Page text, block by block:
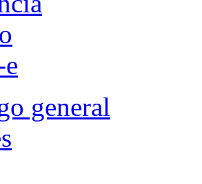
general